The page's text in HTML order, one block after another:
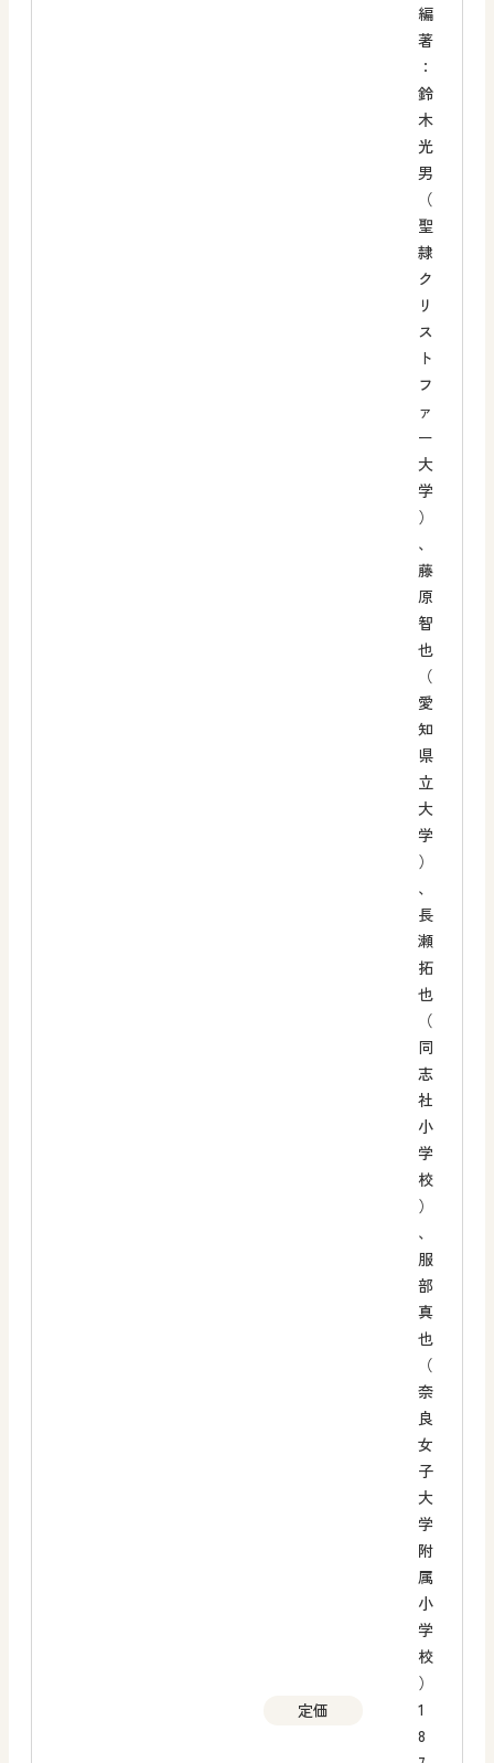
編
著
：
鈴
木
光
男
（
聖
隷
ク
リ
ス
ト
フ
ァ
ー
大
学
）
、
藤
原
智
也
（
愛
知
県
立
大
学
）
、
長
瀬
拓
也
（
同
志
社
小
学
校
）
、
服
部
真
也
（
奈
良
女
子
大
学
附
属
小
学
校
）
定価
1
8